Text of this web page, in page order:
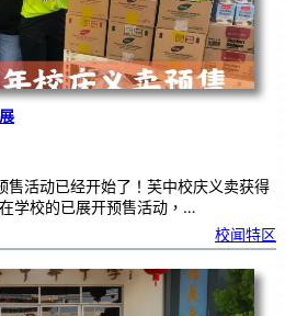
售活动已经开始了！芙中校庆义卖获得
学校的已展开预售活动，…
校闻特区